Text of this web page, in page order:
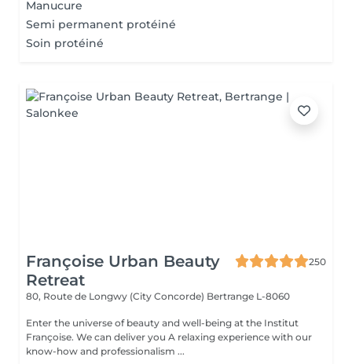
Manucure
Semi permanent protéiné
Soin protéiné
Françoise Urban Beauty
Retreat
250
80, Route de Longwy (City Concorde) Bertrange L-8060
Enter the universe of beauty and well-being at the Institut
Françoise. We can deliver you A relaxing experience with our
know-how and professionalism ...